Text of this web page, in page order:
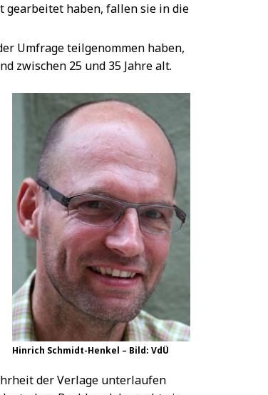
gearbeitet haben, fallen sie in die
Umfrage teilgenommen haben,
zwischen 25 und 35 Jahre alt.
Hinrich Schmidt-Henkel – Bild: VdÜ
der Verlage unterlaufen